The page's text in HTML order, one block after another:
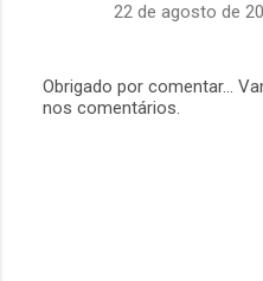
i
22 de agosto de
P
Obrigado por comentar...
nos comentários.